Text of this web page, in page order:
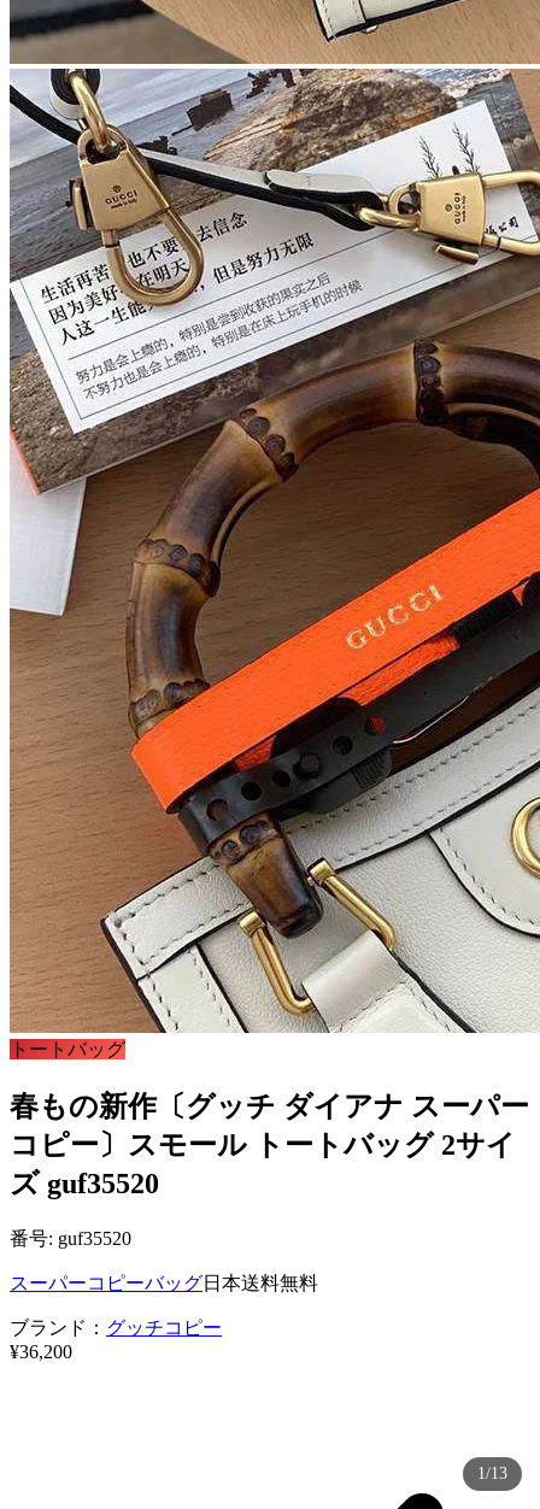
1/13
トートバッグ
春もの新作〔グッチ ダイアナ スーパー
コピー〕スモール トートバッグ 2サイ
ズ guf35520
番号: guf35520
スーパーコピーバッグ日本送料無料
ブランド： グッチコピー
¥36,200